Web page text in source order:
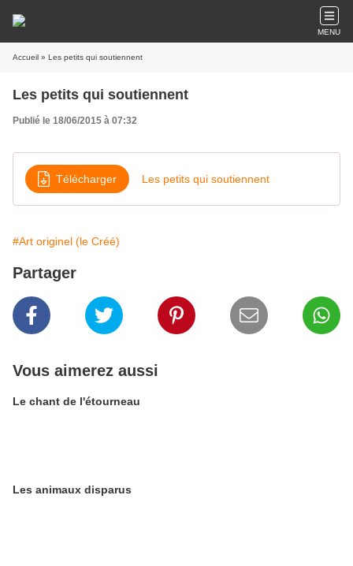
MENU
Accueil » Les petits qui soutiennent
Les petits qui soutiennent
Publié le 18/06/2015 à 07:32
Télécharger Les petits qui soutiennent
#Art originel (le Créé)
Partager
Vous aimerez aussi
Le chant de l'étourneau
Les animaux disparus